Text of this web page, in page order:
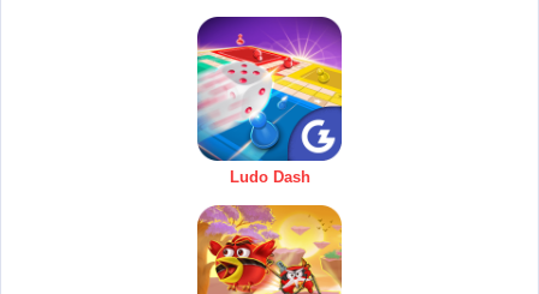
Ludo Dash